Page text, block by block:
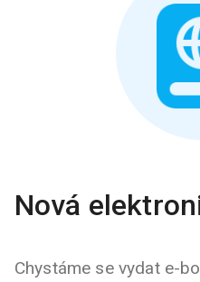
Nová
Chystáme se vydat e-